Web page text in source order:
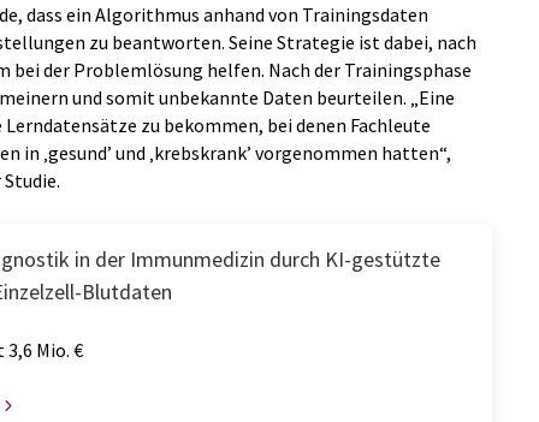
dass ein Algorithmus anhand von Trainingsdaten
zu beantworten. Seine Strategie ist dabei, nach
bei der Problemlösung helfen. Nach der Trainingsphase
und somit unbekannte Daten beurteilen. „Eine
zu bekommen, bei denen Fachleute
in ‚gesund’ und ‚krebskrank’ vorgenommen hatten“,
in der Immunmedizin durch KI-gestützte
Blutdaten
Mio. €